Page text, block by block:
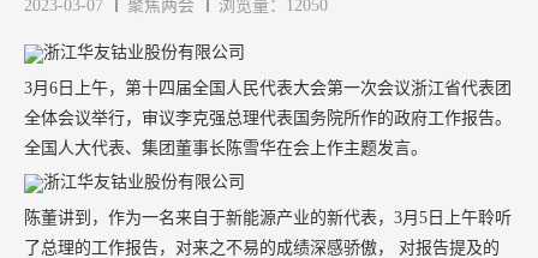
2023-03-07 聚焦两会 浏览量：12050
3月6日上午，第十四届全国人民代表大会第一次会议浙江省代表团
全体会议举行，审议李克强总理代表国务院所作的政府工作报告。
全国人大代表、集团董事长陈雪华在会上作主题发言。
陈董讲到，作为一名来自于新能源产业的新代表，3月5日上午聆听
了总理的工作报告，对来之不易的成绩深感骄傲， 对报告提及的